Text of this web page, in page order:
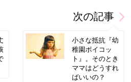
次の記事
小さな抵抗『幼
稚園ボイコッ
ト』。そのとき
ママはどうすれ
ばいいの？